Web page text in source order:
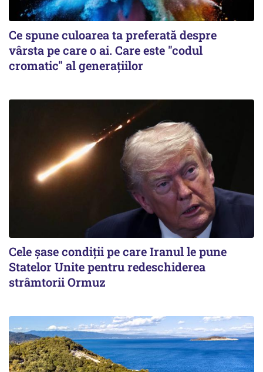
Ce spune culoarea ta preferată despre
vârsta pe care o ai. Care este "codul
cromatic" al generațiilor
Cele șase condiții pe care Iranul le pune
Statelor Unite pentru redeschiderea
strâmtorii Ormuz